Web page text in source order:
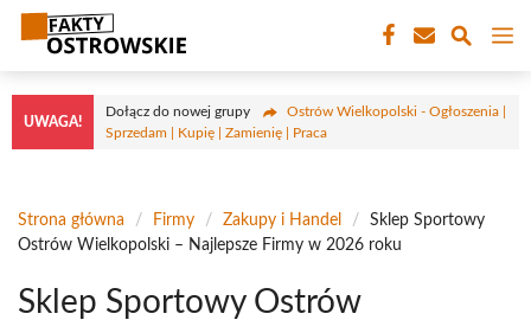
Przejdź
treści
UWAGA!
Dołącz do nowej grupy
Ostrów Wielkopolski - Ogłoszenia |
Sprzedam | Kupię | Zamienię | Praca
Strona główna / Firmy / Zakupy i Handel /
Sklep Sportowy
Ostrów Wielkopolski – Najlepsze Firmy w 2026 roku
Sklep Sportowy Ostrów